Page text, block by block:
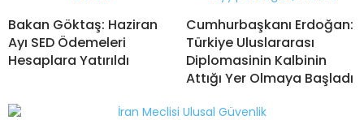
Bakan Göktaş: Haziran
Ayı SED Ödemeleri
Hesaplara Yatırıldı
Cumhurbaşkanı Erdoğan:
Türkiye Uluslararası
Diplomasinin Kalbinin
Attığı Yer Olmaya Başladı